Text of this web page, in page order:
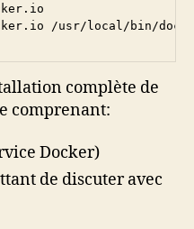
/usr/local/bin/
complète de
comprenant:
Docker)
de discuter avec